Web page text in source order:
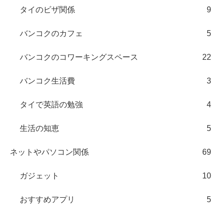
タイのビザ関係 9
バンコクのカフェ 5
バンコクのコワーキングスペース 22
バンコク生活費 3
タイで英語の勉強 4
生活の知恵 5
ネットやパソコン関係 69
ガジェット 10
おすすめアプリ 5